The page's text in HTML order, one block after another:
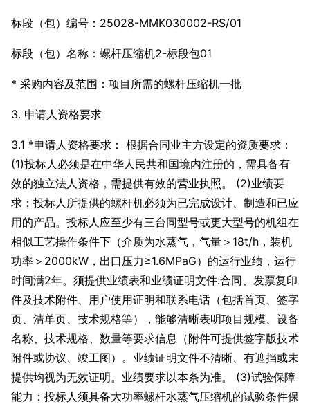
标段（包）编号：25028-MMK030002-RS/01
标段（包）名称：螺杆压缩机2-标段包01
* 采购内容及范围：项目所需的螺杆压缩机一批
3. 申请人资格要求
3.1 *申请人资格要求： 根据合同业主方设定的资质要求：
(1)投标人必须是在中华人民共和国境内注册的，需具备有
效的独立法人资格，需提供有效的营业执照。 (2)业绩要
求：投标人所提供的螺杆机必须为已完成设计、制造和已应
用的产品。投标人应至少有三台同型号或更大型号的机组在
相似工艺操作条件下（介质为水蒸气，气量＞18t/h，装机
功率＞2000kW，出口压力≥1.6MPaG）的运行业绩，运行
时间满2年。须提供业绩表和业绩证明文件:合同、发票复印
件及技术附件、用户使用证明和联系电话（包括首页、签字
页、清单页、技术规格等），能够清晰表明项目规模、设备
名称、技术规格、数量等要求信息（附件可提供签字版技术
附件或协议、竣工图）。业绩证明文件不清晰、有遮挡或未
提供均视为无效证明。业绩要求以本条为准。 (3)试验保障
能力：投标人须具备大功率螺杆水蒸气压缩机的试验条件保